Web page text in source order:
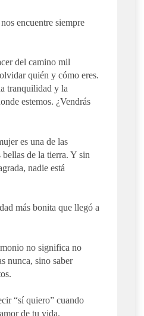
encuentre siempre
del camino mil
quién y cómo eres.
tranquilidad y la
estemos. ¿Vendrás
es una de las
bellas de la tierra. Y sin
nadie está
más bonita que llegó a
no significa no
nunca, sino saber
“sí quiero” cuando
de tu vida.